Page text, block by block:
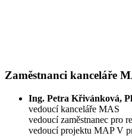
Zaměstnanci kanceláře
Ing. Petra Křivánková,
vedoucí kanceláře MAS
vedoucí zaměstnanec pro
vedoucí projektu MAP V